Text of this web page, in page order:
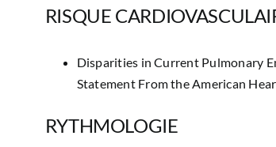
RISQUE
Disparities in Current Pulmonary
Statement From the American
RYTHMOLOGIE